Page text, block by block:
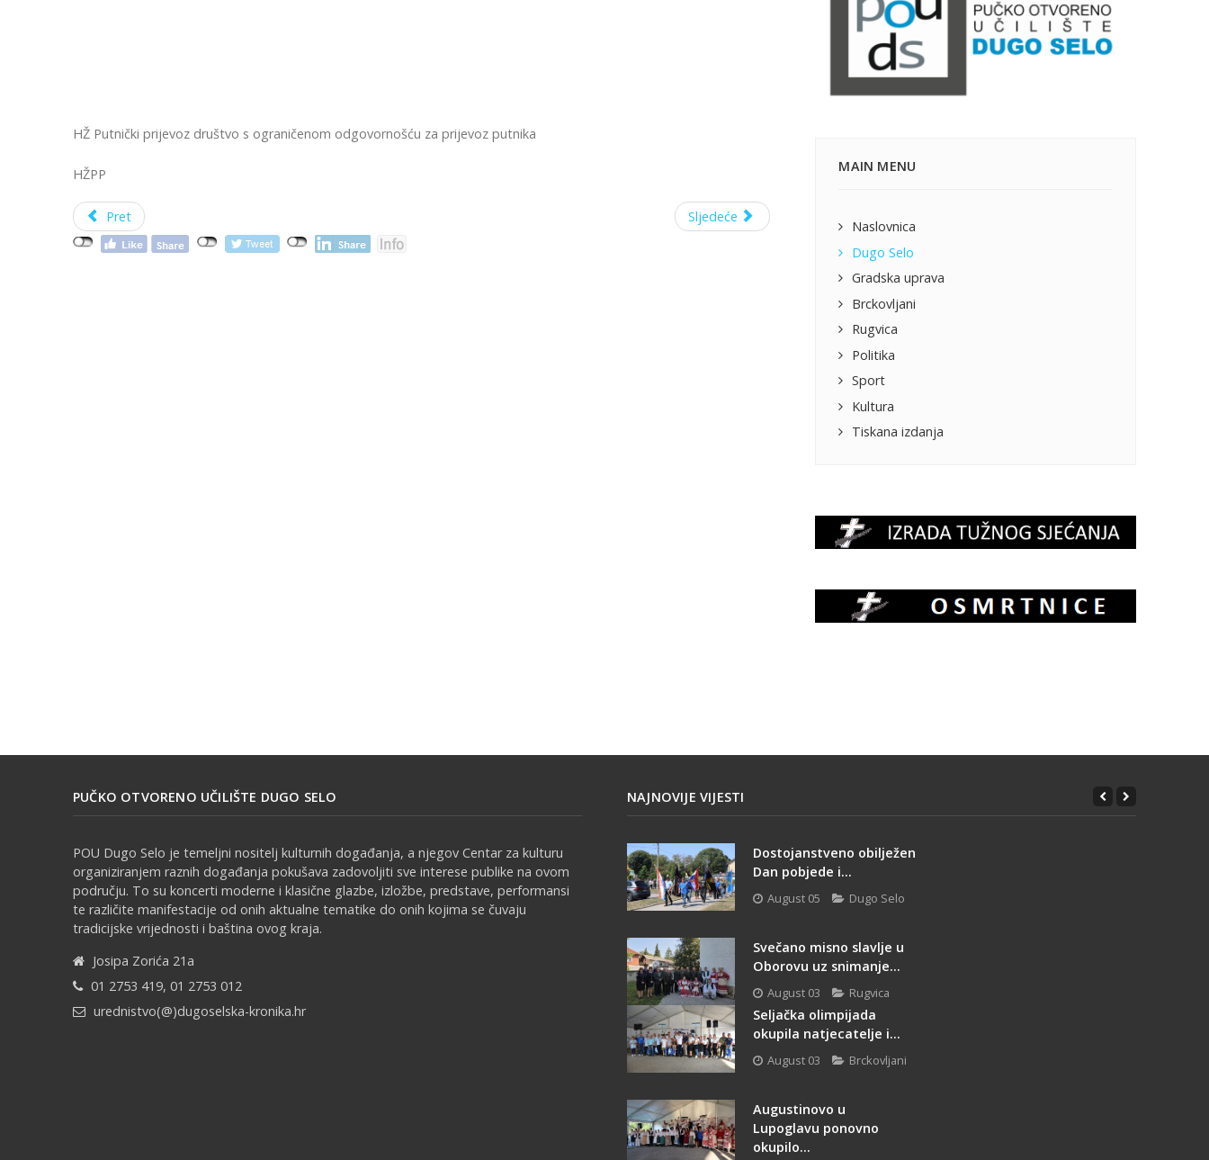
HŽ Putnički prijevoz društvo s ograničenom odgovornošću za prijevoz putnika
HŽPP
Pret Sljedeće
MAIN MENU
Naslovnica
Dugo Selo
Gradska uprava
Brckovljani
Rugvica
Politika
Sport
Kultura
Tiskana izdanja
PUČKO OTVORENO UČILIŠTE DUGO SELO
POU Dugo Selo je temeljni nositelj kulturnih događanja, a njegov Centar za kulturu
organiziranjem raznih događanja pokušava zadovoljiti sve interese publike na ovom
području. To su koncerti moderne i klasične glazbe, izložbe, predstave, performansi
te različite manifestacije od onih aktualne tematike do onih kojima se čuvaju
tradicijske vrijednosti i baština ovog kraja.
Josipa Zorića 21a
01 2753 419, 01 2753 012
urednistvo(@)dugoselska-kronika.hr
NAJNOVIJE VIJESTI
Dostojanstveno obilježen
Dan pobjede i...
August 05 Dugo Selo
Svečano misno slavlje u
Oborovu uz snimanje...
August 03 Rugvica
Seljačka olimpijada
okupila natjecatelje i...
August 03 Brckovljani
Augustinovo u
Lupoglavu ponovno
okupilo...